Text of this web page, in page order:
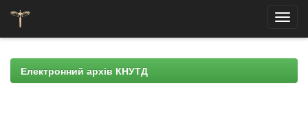
navigationЕлектронний архів КНУТД